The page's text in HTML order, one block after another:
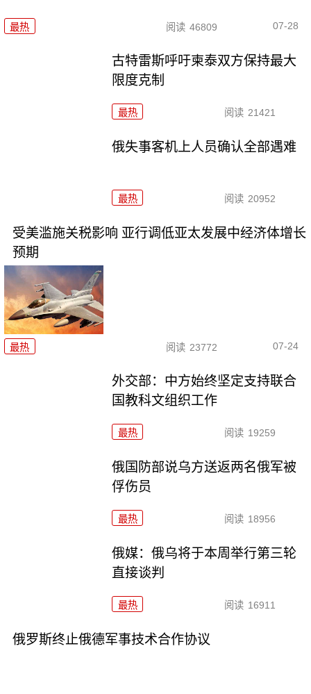
最热 阅读 46809 07-28
古特雷斯呼吁柬泰双方保持最大
限度克制
最热 阅读 21421
俄失事客机上人员确认全部遇难
最热 阅读 20952
受美滥施关税影响 亚行调低亚太发展中经济体增长
预期
最热 阅读 23772 07-24
外交部：中方始终坚定支持联合
国教科文组织工作
最热 阅读 19259
俄国防部说乌方送返两名俄军被
俘伤员
最热 阅读 18956
俄媒：俄乌将于本周举行第三轮
直接谈判
最热 阅读 16911
俄罗斯终止俄德军事技术合作协议